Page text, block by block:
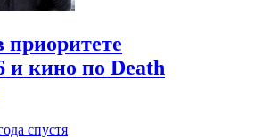
приоритете
и кино по Death
спустя